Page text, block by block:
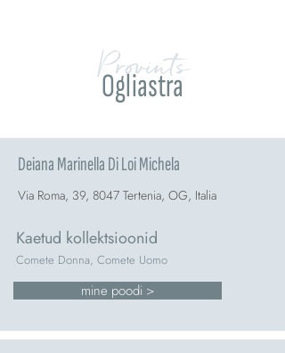
Provints
Ogliastra
Deiana Marinella Di Loi Michela
Via Roma, 39, 8047 Tertenia, OG, Italia
Kaetud kollektsioonid
Comete Donna, Comete Uomo
mine poodi >